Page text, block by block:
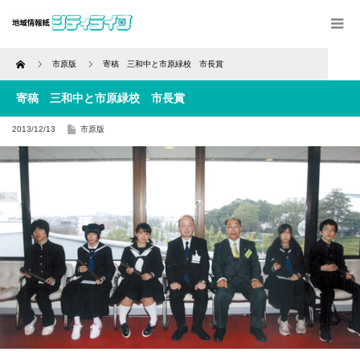
Home 市原版 寄稿 三和中と市原緑校 市長賞
寄稿 三和中と市原緑校 市長賞
2013/12/13 市原版